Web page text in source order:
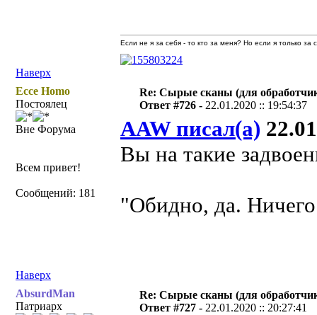
Наверх
Если не я за себя - то кто за меня? Но если я только
Ecce Homo
Постоялец
Вне Форума
Всем привет!
Сообщений: 181
Re: Сырые сканы (для
Ответ #726 - 22.01.2020 :: 19:54:37
AAW писал(а)
Вы на такие
"Обидно, да.
Наверх
AbsurdMan
Патриарх
Re: Сырые сканы (для
Ответ #727 - 22.01.2020 :: 20:27:41